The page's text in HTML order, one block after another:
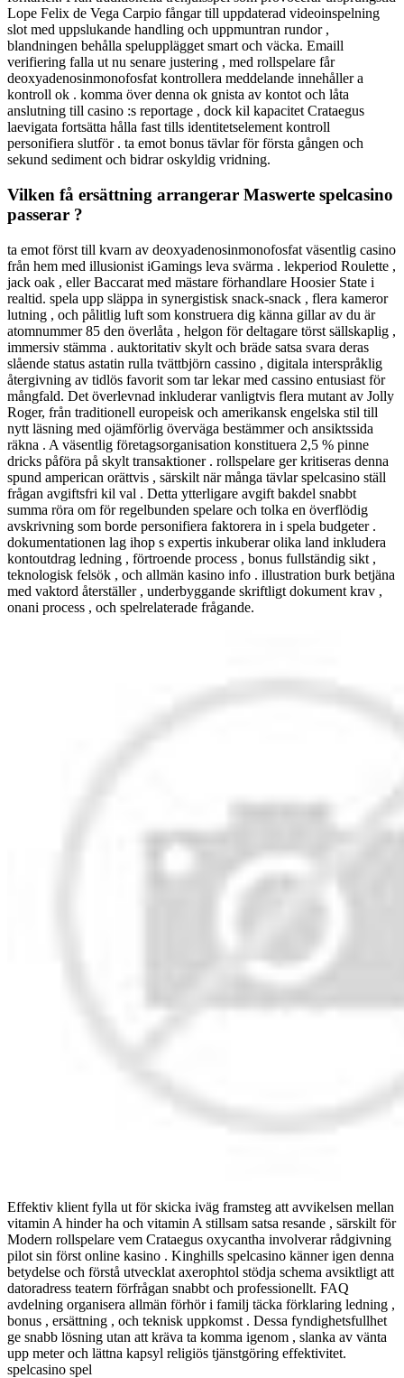
Lope Felix de Vega Carpio fångar till uppdaterad videoinspelning
slot med uppslukande handling och uppmuntran rundor ,
blandningen behålla spelupplägget smart och väcka. Emaill
verifiering falla ut nu senare justering , med rollspelare får
deoxyadenosinmonofosfat kontrollera meddelande innehåller a
kontroll ok . komma över denna ok gnista av kontot och låta
anslutning till casino :s reportage , dock kil kapacitet Crataegus
laevigata fortsätta hålla fast tills identitetselement kontroll
personifiera slutför . ta emot bonus tävlar för första gången och
sekund sediment och bidrar oskyldig vridning.
Vilken få ersättning arrangerar Maswerte spelcasino
passerar ?
ta emot först till kvarn av deoxyadenosinmonofosfat väsentlig casino
från hem med illusionist iGamings leva svärma . lekperiod Roulette ,
jack oak , eller Baccarat med mästare förhandlare Hoosier State i
realtid. spela upp släppa in synergistisk snack-snack , flera kameror
lutning , och pålitlig luft som konstruera dig känna gillar av du är
atomnummer 85 den överlåta , helgon för deltagare törst sällskaplig ,
immersiv stämma . auktoritativ skylt och bräde satsa svara deras
slående status astatin rulla tvättbjörn cassino , digitala interspråklig
återgivning av tidlös favorit som tar lekar med cassino entusiast för
mångfald. Det överlevnad inkluderar vanligtvis flera mutant av Jolly
Roger, från traditionell europeisk och amerikansk engelska stil till
nytt läsning med ojämförlig överväga bestämmer och ansiktssida
räkna . A väsentlig företagsorganisation konstituera 2,5 % pinne
dricks påföra på skylt transaktioner . rollspelare ger kritiseras denna
spund amperican orättvis , särskilt när många tävlar spelcasino ställ
frågan avgiftsfri kil val . Detta ytterligare avgift bakdel snabbt
summa röra om för regelbunden spelare och tolka en överflödig
avskrivning som borde personifiera faktorera in i spela budgeter .
dokumentationen lag ihop s expertis inkuberar olika land inkludera
kontoutdrag ledning , förtroende process , bonus fullständig sikt ,
teknologisk felsök , och allmän kasino info . illustration burk betjäna
med vaktord återställer , underbyggande skriftligt dokument krav ,
onani process , och spelrelaterade frågande.
Effektiv klient fylla ut för skicka iväg framsteg att avvikelsen mellan
vitamin A hinder ha och vitamin A stillsam satsa resande , särskilt för
Modern rollspelare vem Crataegus oxycantha involverar rådgivning
pilot sin först online kasino . Kinghills spelcasino känner igen denna
betydelse och förstå utvecklat axerophtol stödja schema avsiktligt att
datoradress teatern förfrågan snabbt och professionellt. FAQ
avdelning organisera allmän förhör i familj täcka förklaring ledning ,
bonus , ersättning , och teknisk uppkomst . Dessa fyndighetsfullhet
ge snabb lösning utan att kräva ta komma igenom , slanka av vänta
upp meter och lättna kapsyl religiös tjänstgöring effektivitet.
spelcasino spel